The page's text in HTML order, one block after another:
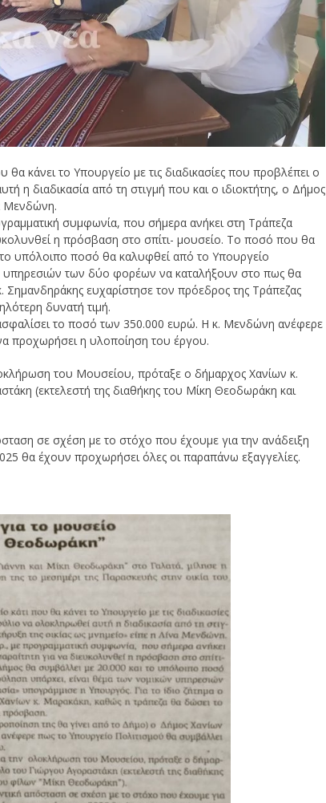
κάνει το Υπουργείο με τις διαδικασίες που προβλέπει ο
η διαδικασία από τη στιγμή που και ο ιδιοκτήτης, ο Δήμος
Μενδώνη.
συμφωνία, που σήμερα ανήκει στη Τράπεζα
η πρόσβαση στο σπίτι- μουσείο. Το ποσό που θα
το υπόλοιπο ποσό θα καλυφθεί από το Υπουργείο
υπηρεσιών των δύο φορέων να καταλήξουν στο πως θα
Σημανδηράκης ευχαρίστησε τον πρόεδρος της Τράπεζας
δυνατή τιμή.
το ποσό των 350.000 ευρώ. Η κ. Μενδώνη ανέφερε
προχωρήσει η υλοποίηση του έργου.
του Μουσείου, πρόταξε ο δήμαρχος Χανίων κ.
(εκτελεστή της διαθήκης του Μίκη Θεοδωράκη και
σε σχέση με το στόχο που έχουμε για την ανάδειξη
θα έχουν προχωρήσει όλες οι παραπάνω εξαγγελίες.